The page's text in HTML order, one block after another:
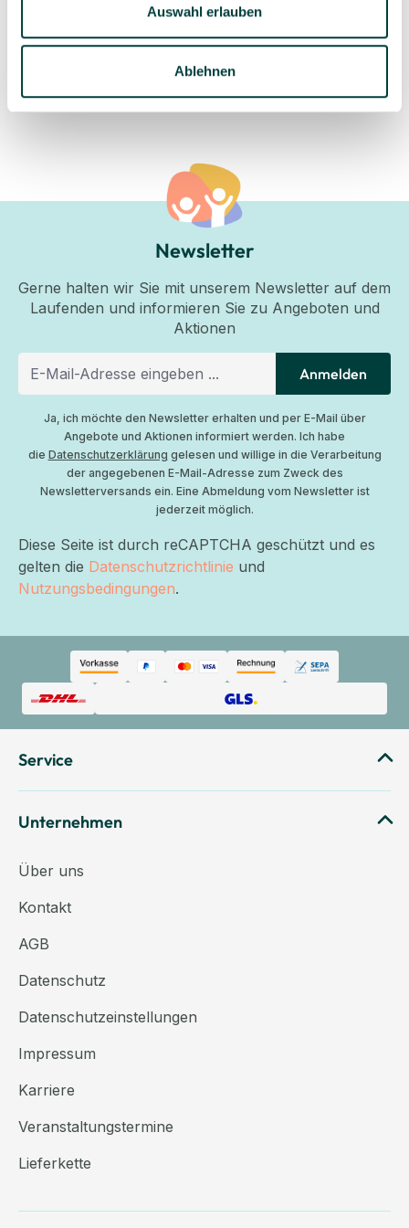
Auswahl erlauben
Ablehnen
Newsletter
Gerne halten wir Sie mit unserem Newsletter auf dem
Laufenden und informieren Sie zu Angeboten und
Aktionen
Anmelden
Ja, ich möchte den Newsletter erhalten und per E-Mail über
Angebote und Aktionen informiert werden. Ich habe
die Datenschutzerklärung gelesen und willige in die Verarbeitung
der angegebenen E-Mail-Adresse zum Zweck des
Newsletterversands ein. Eine Abmeldung vom Newsletter ist
jederzeit möglich.
Diese Seite ist durch reCAPTCHA geschützt und es
gelten die Datenschutzrichtlinie und
Nutzungsbedingungen.
Service
Unternehmen
Über uns
Kontakt
AGB
Datenschutz
Datenschutzeinstellungen
Impressum
Karriere
Veranstaltungstermine
Lieferkette